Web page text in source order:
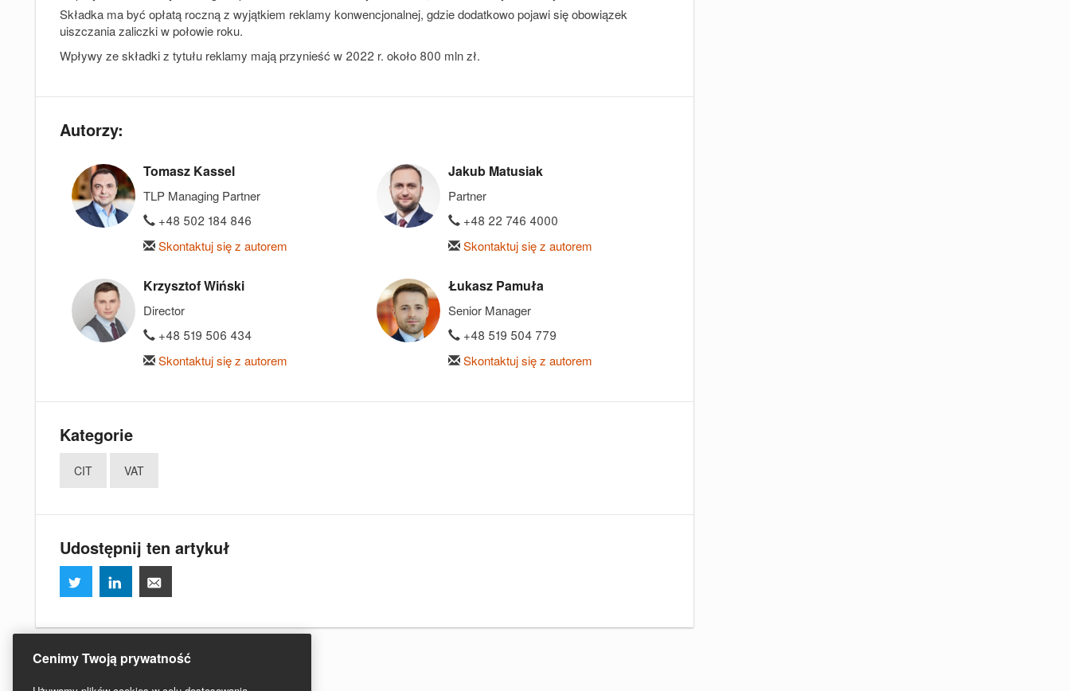
Składka ma być opłatą roczną z wyjątkiem reklamy konwencjonalnej, gdzie dodatkowo pojawi się obowiązek
uiszczania zaliczki w połowie roku.
Wpływy ze składki z tytułu reklamy mają przynieść w 2022 r. około 800 mln zł.
Autorzy:
Tomasz Kassel
TLP Managing Partner
+48 502 184 846
Skontaktuj się z autorem
Jakub Matusiak
Partner
+48 22 746 4000
Skontaktuj się z autorem
Krzysztof Wiński
Director
+48 519 506 434
Skontaktuj się z autorem
Łukasz Pamuła
Senior Manager
+48 519 504 779
Skontaktuj się z autorem
Kategorie
CIT VAT
Udostępnij ten artykuł
Cenimy Twoją prywatność